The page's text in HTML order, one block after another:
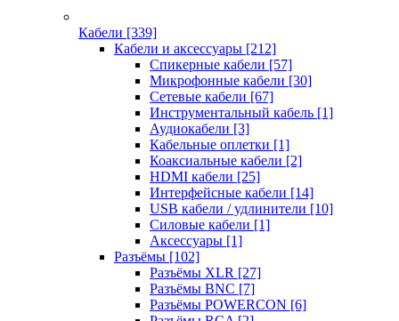
Кабели [339]
Кабели и аксессуары [212]
Спикерные кабели [57]
Микрофонные кабели [30]
Сетевые кабели [67]
Инструментальный кабель [1]
Аудиокабели [3]
Кабельные оплетки [1]
Коаксиальные кабели [2]
HDMI кабели [25]
Интерфейсные кабели [14]
USB кабели / удлинители [10]
Силовые кабели [1]
Аксессуары [1]
Разъёмы [102]
Разъёмы XLR [27]
Разъёмы BNC [7]
Разъёмы POWERCON [6]